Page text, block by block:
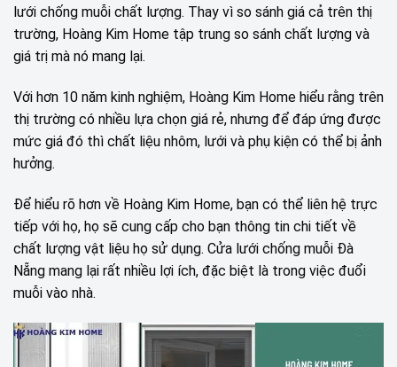
lưới chống muỗi chất lượng. Thay vì so sánh giá cả trên thị
trường, Hoàng Kim Home tập trung so sánh chất lượng và
giá trị mà nó mang lại.
Với hơn 10 năm kinh nghiệm, Hoàng Kim Home hiểu rằng trên
thị trường có nhiều lựa chọn giá rẻ, nhưng để đáp ứng được
mức giá đó thì chất liệu nhôm, lưới và phụ kiện có thể bị ảnh
hưởng.
Để hiểu rõ hơn về Hoàng Kim Home, bạn có thể liên hệ trực
tiếp với họ, họ sẽ cung cấp cho bạn thông tin chi tiết về
chất lượng vật liệu họ sử dụng. Cửa lưới chống muỗi Đà
Nẵng mang lại rất nhiều lợi ích, đặc biệt là trong việc đuổi
muỗi vào nhà.